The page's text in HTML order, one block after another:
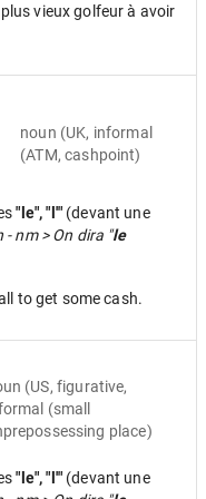
vieux golfeur à avoir
noun (UK, informal
(ATM, cashpoint)
"le", "l'" (devant une
- nm > On dira "le
to get some cash.
(US, figurative,
(small
place)
"le", "l'" (devant une